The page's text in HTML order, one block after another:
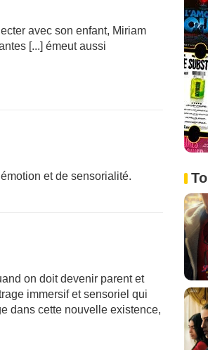
avec son enfant, Miriam
[...] émeut aussi
et de sensorialité.
on doit devenir parent et
immersif et sensoriel qui
dans cette nouvelle existence,